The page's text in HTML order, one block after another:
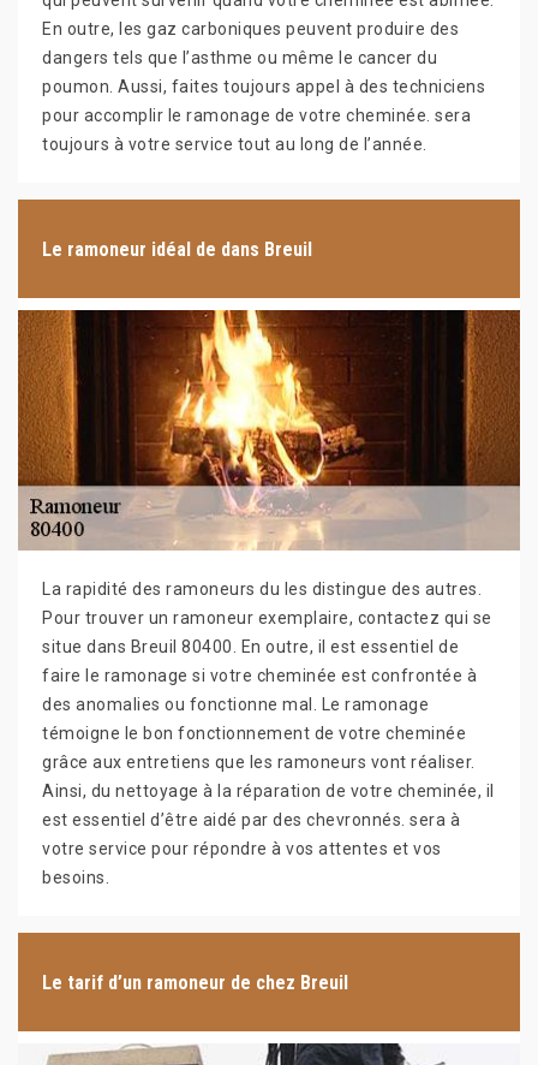
En outre, les gaz carboniques peuvent produire des
dangers tels que l’asthme ou même le cancer du
poumon. Aussi, faites toujours appel à des techniciens
pour accomplir le ramonage de votre cheminée. sera
toujours à votre service tout au long de l’année.
Le ramoneur idéal de dans Breuil
La rapidité des ramoneurs du les distingue des autres.
Pour trouver un ramoneur exemplaire, contactez qui se
situe dans Breuil 80400. En outre, il est essentiel de
faire le ramonage si votre cheminée est confrontée à
des anomalies ou fonctionne mal. Le ramonage
témoigne le bon fonctionnement de votre cheminée
grâce aux entretiens que les ramoneurs vont réaliser.
Ainsi, du nettoyage à la réparation de votre cheminée, il
est essentiel d’être aidé par des chevronnés. sera à
votre service pour répondre à vos attentes et vos
besoins.
Le tarif d’un ramoneur de chez Breuil